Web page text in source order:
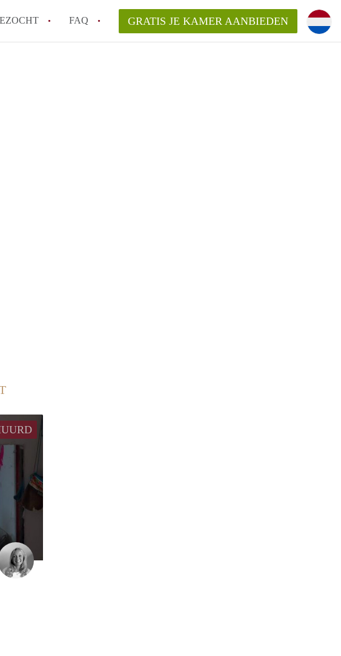
FAQ
een kamer in Utrecht?
GRATIS JE KAMER AANBIEDEN